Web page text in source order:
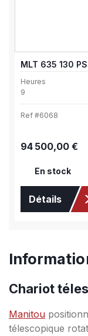
MLT 635 130
Heures
9
Ref #6068
Prix régulier :
94 500,00 €
En stock
Détails
Chariot
Manitou
télescopique